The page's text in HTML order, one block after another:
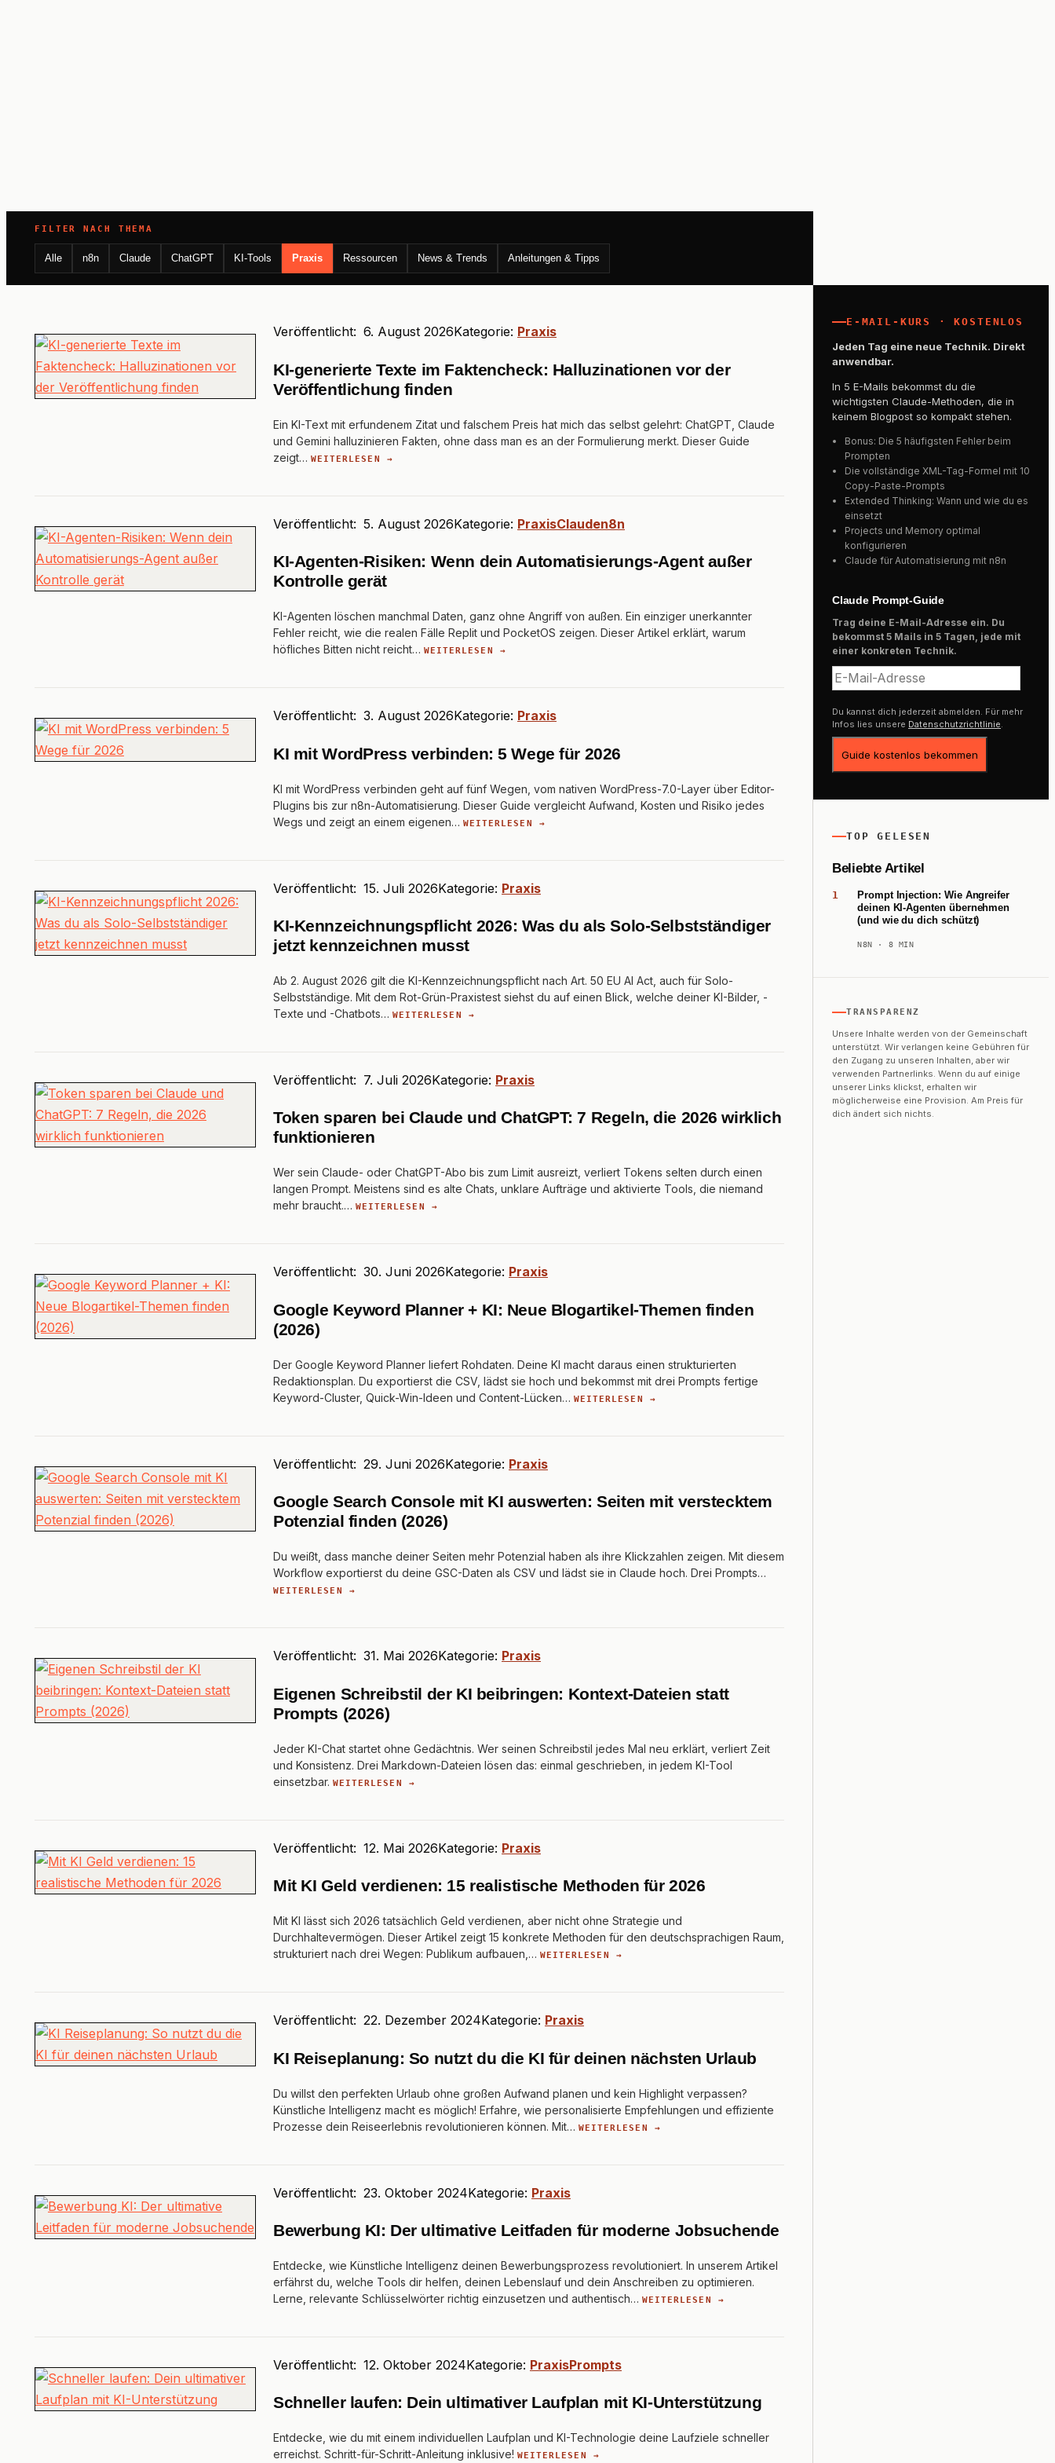
FILTER NACH THEMA
Alle n8n Claude ChatGPT KI-Tools Praxis Ressourcen News & Trends Anleitungen & Tipps
Veröffentlicht: 6. August 2026Kategorie: Praxis
KI-generierte Texte im Faktencheck: Halluzinationen vor der
Veröffentlichung finden
Ein KI-Text mit erfundenem Zitat und falschem Preis hat mich das selbst gelehrt: ChatGPT, Claude
und Gemini halluzinieren Fakten, ohne dass man es an der Formulierung merkt. Dieser Guide
zeigt… WEITERLESEN →
Veröffentlicht: 5. August 2026Kategorie: PraxisClauden8n
KI-Agenten-Risiken: Wenn dein Automatisierungs-Agent außer
Kontrolle gerät
KI-Agenten löschen manchmal Daten, ganz ohne Angriff von außen. Ein einziger unerkannter
Fehler reicht, wie die realen Fälle Replit und PocketOS zeigen. Dieser Artikel erklärt, warum
höfliches Bitten nicht reicht… WEITERLESEN →
Veröffentlicht: 3. August 2026Kategorie: Praxis
KI mit WordPress verbinden: 5 Wege für 2026
KI mit WordPress verbinden geht auf fünf Wegen, vom nativen WordPress-7.0-Layer über Editor-
Plugins bis zur n8n-Automatisierung. Dieser Guide vergleicht Aufwand, Kosten und Risiko jedes
Wegs und zeigt an einem eigenen… WEITERLESEN →
Veröffentlicht: 15. Juli 2026Kategorie: Praxis
KI-Kennzeichnungspflicht 2026: Was du als Solo-Selbstständiger
jetzt kennzeichnen musst
Ab 2. August 2026 gilt die KI-Kennzeichnungspflicht nach Art. 50 EU AI Act, auch für Solo-
Selbstständige. Mit dem Rot-Grün-Praxistest siehst du auf einen Blick, welche deiner KI-Bilder, -
Texte und -Chatbots… WEITERLESEN →
Veröffentlicht: 7. Juli 2026Kategorie: Praxis
Token sparen bei Claude und ChatGPT: 7 Regeln, die 2026 wirklich
funktionieren
Wer sein Claude- oder ChatGPT-Abo bis zum Limit ausreizt, verliert Tokens selten durch einen
langen Prompt. Meistens sind es alte Chats, unklare Aufträge und aktivierte Tools, die niemand
mehr braucht.… WEITERLESEN →
Veröffentlicht: 30. Juni 2026Kategorie: Praxis
Google Keyword Planner + KI: Neue Blogartikel-Themen finden
(2026)
Der Google Keyword Planner liefert Rohdaten. Deine KI macht daraus einen strukturierten
Redaktionsplan. Du exportierst die CSV, lädst sie hoch und bekommst mit drei Prompts fertige
Keyword-Cluster, Quick-Win-Ideen und Content-Lücken… WEITERLESEN →
Veröffentlicht: 29. Juni 2026Kategorie: Praxis
Google Search Console mit KI auswerten: Seiten mit verstecktem
Potenzial finden (2026)
Du weißt, dass manche deiner Seiten mehr Potenzial haben als ihre Klickzahlen zeigen. Mit diesem
Workflow exportierst du deine GSC-Daten als CSV und lädst sie in Claude hoch. Drei Prompts…
WEITERLESEN →
Veröffentlicht: 31. Mai 2026Kategorie: Praxis
Eigenen Schreibstil der KI beibringen: Kontext-Dateien statt
Prompts (2026)
Jeder KI-Chat startet ohne Gedächtnis. Wer seinen Schreibstil jedes Mal neu erklärt, verliert Zeit
und Konsistenz. Drei Markdown-Dateien lösen das: einmal geschrieben, in jedem KI-Tool
einsetzbar. WEITERLESEN →
Veröffentlicht: 12. Mai 2026Kategorie: Praxis
Mit KI Geld verdienen: 15 realistische Methoden für 2026
Mit KI lässt sich 2026 tatsächlich Geld verdienen, aber nicht ohne Strategie und
Durchhaltevermögen. Dieser Artikel zeigt 15 konkrete Methoden für den deutschsprachigen Raum,
strukturiert nach drei Wegen: Publikum aufbauen,… WEITERLESEN →
Veröffentlicht: 22. Dezember 2024Kategorie: Praxis
KI Reiseplanung: So nutzt du die KI für deinen nächsten Urlaub
Du willst den perfekten Urlaub ohne großen Aufwand planen und kein Highlight verpassen?
Künstliche Intelligenz macht es möglich! Erfahre, wie personalisierte Empfehlungen und effiziente
Prozesse dein Reiseerlebnis revolutionieren können. Mit… WEITERLESEN →
Veröffentlicht: 23. Oktober 2024Kategorie: Praxis
Bewerbung KI: Der ultimative Leitfaden für moderne Jobsuchende
Entdecke, wie Künstliche Intelligenz deinen Bewerbungsprozess revolutioniert. In unserem Artikel
erfährst du, welche Tools dir helfen, deinen Lebenslauf und dein Anschreiben zu optimieren.
Lerne, relevante Schlüsselwörter richtig einzusetzen und authentisch… WEITERLESEN →
Veröffentlicht: 12. Oktober 2024Kategorie: PraxisPrompts
Schneller laufen: Dein ultimativer Laufplan mit KI-Unterstützung
Entdecke, wie du mit einem individuellen Laufplan und KI-Technologie deine Laufziele schneller
erreichst. Schritt-für-Schritt-Anleitung inklusive! WEITERLESEN →
E-MAIL-KURS · KOSTENLOS
Jeden Tag eine neue Technik. Direkt
anwendbar.
In 5 E-Mails bekommst du die
wichtigsten Claude-Methoden, die in
keinem Blogpost so kompakt stehen.
Bonus: Die 5 häufigsten Fehler beim
Prompten
Die vollständige XML-Tag-Formel mit 10
Copy-Paste-Prompts
Extended Thinking: Wann und wie du es
einsetzt
Projects und Memory optimal
konfigurieren
Claude für Automatisierung mit n8n
Claude Prompt-Guide
Trag deine E-Mail-Adresse ein. Du
bekommst 5 Mails in 5 Tagen, jede mit
einer konkreten Technik.
Du kannst dich jederzeit abmelden. Für mehr
Infos lies unsere Datenschutzrichtlinie.
Guide kostenlos bekommen
TOP GELESEN
Beliebte Artikel
Prompt Injection: Wie Angreifer
deinen KI-Agenten übernehmen
(und wie du dich schützt)
N8N · 8 MIN
TRANSPARENZ
Unsere Inhalte werden von der Gemeinschaft
unterstützt. Wir verlangen keine Gebühren für
den Zugang zu unseren Inhalten, aber wir
verwenden Partnerlinks. Wenn du auf einige
unserer Links klickst, erhalten wir
möglicherweise eine Provision. Am Preis für
dich ändert sich nichts.